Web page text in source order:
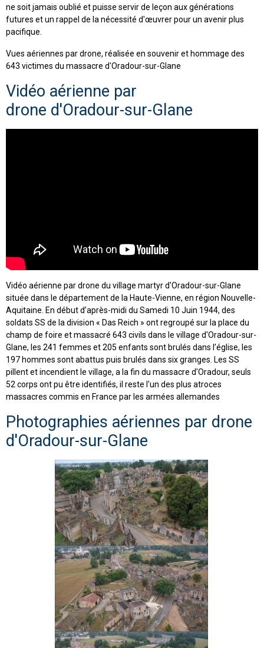
ne soit jamais oublié et puisse servir de leçon aux générations
futures et un rappel de la nécessité d'œuvrer pour un avenir plus
pacifique.
Vues aériennes par drone, réalisée en souvenir et hommage des
643 victimes du massacre d'Oradour-sur-Glane
Vidéo aérienne par
drone d'Oradour-sur-Glane
Vidéo aérienne par drone du village martyr d'Oradour-sur-Glane
située dans le département de la Haute-Vienne, en région Nouvelle-
Aquitaine. En début d’après-midi du Samedi 10 Juin 1944, des
soldats SS de la division « Das Reich » ont regroupé sur la place du
champ de foire et massacré 643 civils dans le village d'Oradour-sur-
Glane, les 241 femmes et 205 enfants sont brulés dans l’église, les
197 hommes sont abattus puis brulés dans six granges. Les SS
pillent et incendient le village, a la fin du massacre d'Oradour, seuls
52 corps ont pu être identifiés, il reste l'un des plus atroces
massacres commis en France par les armées allemandes
Photographies aériennes par drone
d'Oradour-sur-Glane